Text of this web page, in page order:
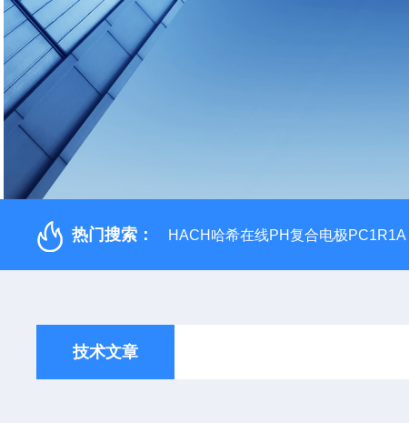
热门搜索： HACH哈希在线PH复合电极PC1R1A
技术文章